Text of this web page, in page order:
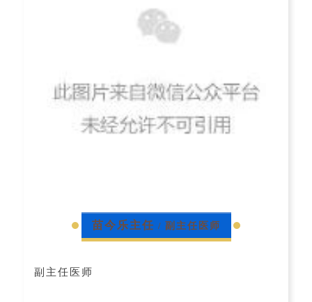
苗今乐主任 / 副主任医师
副主任医师